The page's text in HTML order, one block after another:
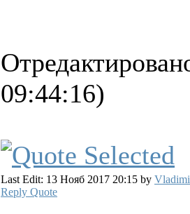
09:44:16)
Last Edit: 13 Нояб 2017 20:15 by
Reply Quote